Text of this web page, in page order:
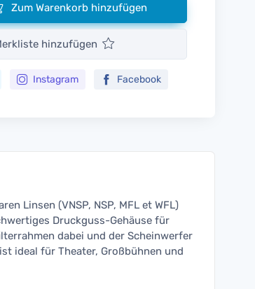
Zum Warenkorb hinzufügen
hinzufügen
Instagram Facebook
Linsen (VNSP, NSP, MFL et WFL)
Druckguss-Gehäuse für
dabei und der Scheinwerfer
ideal für Theater, Großbühnen und